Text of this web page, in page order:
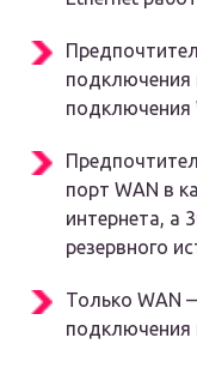
подключения
подключения
порт WAN в
интернета, а
резервного
Только WAN
подключения